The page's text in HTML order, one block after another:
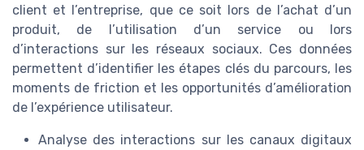
client et l’entreprise, que ce soit lors de l’achat d’un
produit, de l’utilisation d’un service ou lors
d’interactions sur les réseaux sociaux. Ces données
permettent d’identifier les étapes clés du parcours, les
moments de friction et les opportunités d’amélioration
de l’expérience utilisateur.
Analyse des interactions sur les canaux digitaux